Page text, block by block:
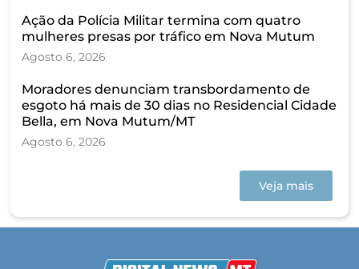
Ação da Polícia Militar termina com quatro
mulheres presas por tráfico em Nova Mutum
Agosto 6, 2026
Moradores denunciam transbordamento de
esgoto há mais de 30 dias no Residencial Cidade
Bella, em Nova Mutum/MT
Agosto 6, 2026
Veja mais